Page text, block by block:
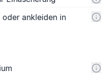
oder ankleiden in